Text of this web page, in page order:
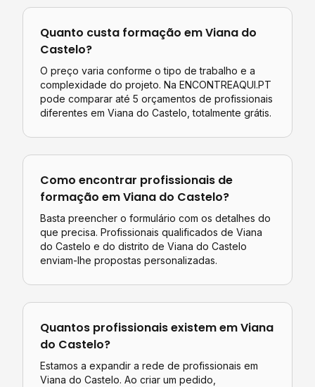
Quanto custa formação emViana do
Castelo?
O preço varia conforme o tipo de trabalho e a
complexidade do projeto. Na ENCONTREAQUI.PT
pode comparar até 5 orçamentos de profissionais
diferentes em Viana do Castelo , totalmente grátis.
Como encontrar profissionais de
formação emViana do Castelo?
Basta preencher o formulário com os detalhes do
que precisa. Profissionais qualificados de Viana
do Castelo e do distrito de Viana do Castelo
enviam-lhe propostas personalizadas.
Quantos profissionais existem emViana
do Castelo?
Estamos a expandir a rede de profissionais em
Viana do Castelo. Ao criar um pedido,